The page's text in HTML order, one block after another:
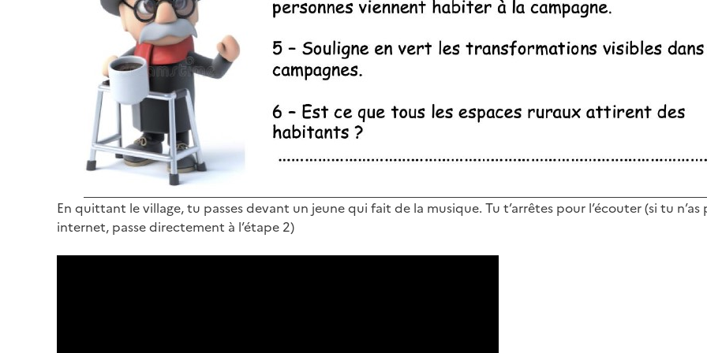
En quittant le village, tu passes devant un jeune qui fait de la musique. Tu t’arrêtes pour l’écouter (si tu n’as
internet, passe directement à l’étape 2)